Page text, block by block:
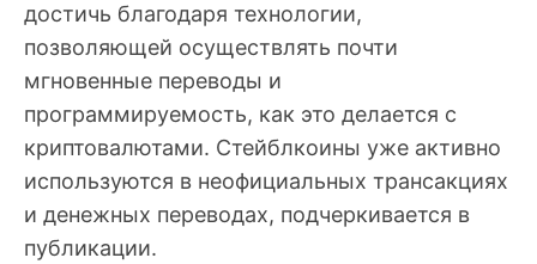
достичь благодаря технологии,
позволяющей осуществлять почти
мгновенные переводы и
программируемость, как это делается с
криптовалютами. Стейблкоины уже активно
используются в неофициальных трансакциях
и денежных переводах, подчеркивается в
публикации.